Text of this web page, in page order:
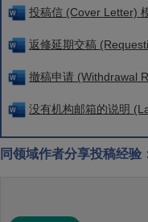
投稿信 (Cover Letter)
返修延期交稿
撤稿申请 (Withdrawal
没有机构邮箱的说明
同领域作者分享投稿经验